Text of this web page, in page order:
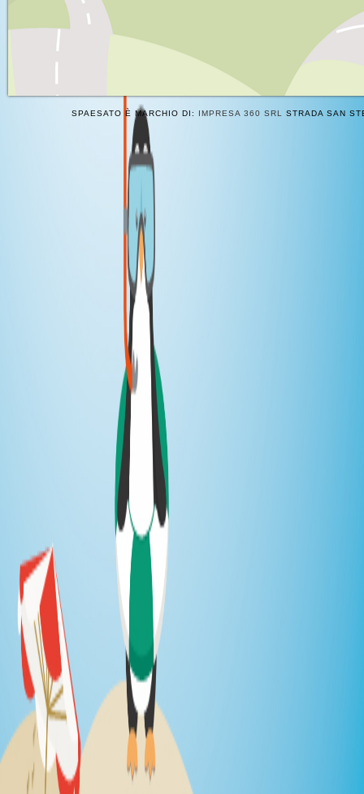
SPAESATO È MARCHIO DI: IMPRESA 360 SRL STRADA SAN